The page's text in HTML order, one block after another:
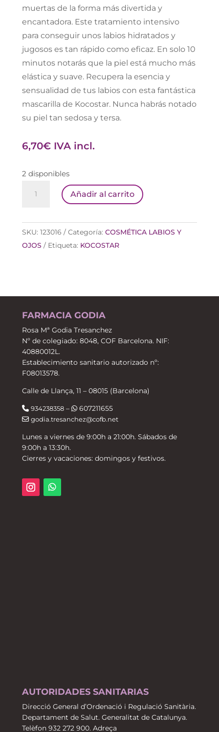
muertas de la forma más divertida y
encantadora. Este tratamiento intensivo
para conseguir unos labios hidratados y
jugosos es tan rápido como eficaz. En solo 10
minutos notarás que la piel está mucho más
elástica y suave. Recupera la esencia y
sensualidad de tus labios con esta fantástica
mascarilla de Kocostar. Nunca habrás notado
su piel tan sedosa y tersa.
6,70€ IVA incl.
2 disponibles
PANGORSA
KOCOSTAR
Añadir al carrito
SKU: 123016 Categoría: COSMÉTICA LABIOS Y
OJOS
Etiqueta: KOCOSTAR
FARMACIA GODIA
Rosa Mª Godia Tresanchez
Nº de colegiado: 8048, COF Barcelona. NIF:
40880012L.
Establecimiento sanitario autorizado nº:
F08013578.
Calle de Llança, 11 – 08015 (Barcelona)
934238358– 607211655
godia.tresanchez@cofb.net
Lunes a viernes de 9:00h a 21:00h. Sábados de
9:00h a 13:30h.
Cierres y vacaciones: domingos y festivos.
AUTORIDADES SANITARIAS
Direcció General d’Ordenació i Regulació Sanitària.
Departament de Salut. Generalitat de Catalunya.
Telèfon 932 272 900. Adreça